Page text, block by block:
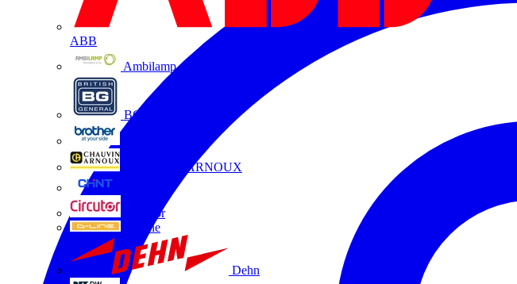
ABB
Ambilamp
BG Electrical
CHAUVIN ARNOUX
Circutor
D-Line
Dehn